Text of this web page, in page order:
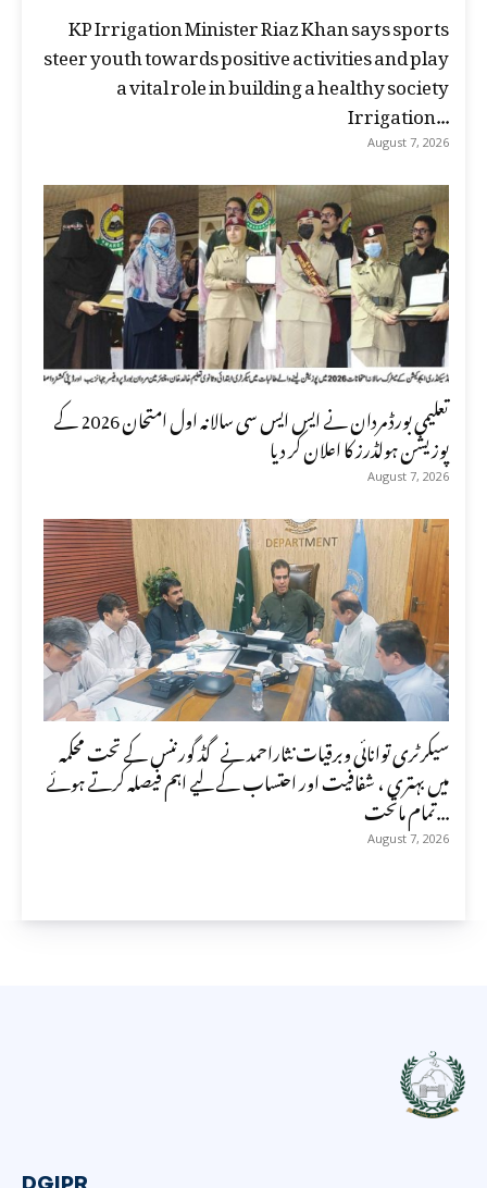
KP Irrigation Minister Riaz Khan says sports
steer youth towards positive activities and play
a vital role in building a healthy society
Irrigation...
August 7, 2026
تعلیمی بورڈ مردان نے ایس ایس سی سالانہ اول امتحان 2026 کے
پوزیشن ہولڈرز کا اعلان کر دیا
August 7, 2026
سیکرٹری توانائی وبرقیات نثاراحمد نے گڈ گورننس کے تحت محکمہ
میں بہتری ، شفافیت اور احتساب کے لیے اہم فیصلہ کرتے ہوئے
تمام ماتحت...
August 7, 2026